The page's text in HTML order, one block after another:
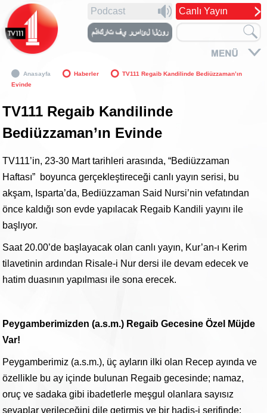
Canlı Yayın
Podcast
Anasayfa Haberler
TV111 Regaib Kandilinde Bediüzzaman’ın
Evinde
TV111 Regaib Kandilinde
Bediüzzaman’ın Evinde
TV111’in, 23-30 Mart tarihleri arasında, “Bediüzzaman
Haftası” boyunca gerçekleştireceği canlı yayın serisi, bu
akşam, Isparta’da, Bediüzzaman Said Nursi’nin vefatından
önce kaldığı son evde yapılacak Regaib Kandili yayını ile
başlıyor.
Saat 20.00’de başlayacak olan canlı yayın, Kur’an-ı Kerim
tilavetinin ardından Risale-i Nur dersi ile devam edecek ve
hatim duasının yapılması ile sona erecek.
Peygamberimizden (a.s.m.) Regaib Gecesine Özel Müjde
Var!
Peygamberimiz (a.s.m.), üç ayların ilki olan Recep ayında ve
özellikle bu ay içinde bulunan Regaib gecesinde; namaz,
oruç ve sadaka gibi ibadetlerle meşgul olanlara sayısız
sevaplar verileceğini dile getirmiş ve bir hadis-i şerifinde;